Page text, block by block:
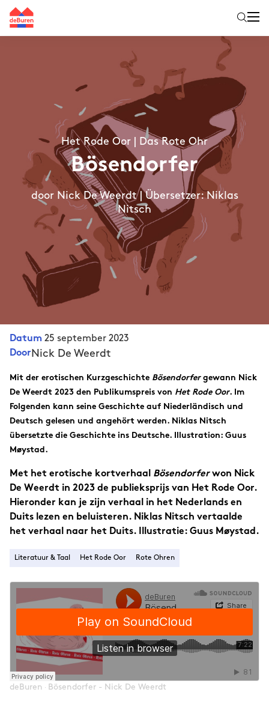
Het Rode Oor | Das Rote Ohr
Bösendorfer
door Nick De Weerdt | Übersetzer: Niklas
Nitsch
Datum 25 september 2023
Door Nick De Weerdt
Mit der erotischen Kurzgeschichte Bösendorfergewann Nick
De Weerdt 2023 den Publikumspreis von Het Rode Oor. Im
Folgenden kann seine Geschichte auf Niederländisch und
Deutsch gelesen und angehört werden. Niklas Nitsch
übersetzte die Geschichte ins Deutsche. Illustration: Guus
Møystad.
Met het erotische kortverhaal Bösendorfer won Nick
De Weerdt in 2023 de publieksprijs van Het Rode Oor.
Hieronder kan je zijn verhaal in het Nederlands en
Duits lezen en beluisteren. Niklas Nitsch vertaalde
het verhaal naar het Duits. Illustratie: Guus Møystad.
Literatuur & Taal Het Rode Oor Rote Ohren
deBuren · Bösendorfer - Nick De Weerdt